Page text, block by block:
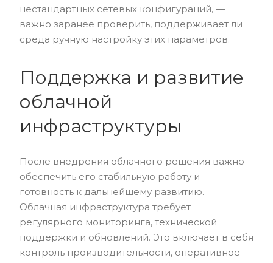
нестандартных сетевых конфигураций, —
важно заранее проверить, поддерживает ли
среда ручную настройку этих параметров.
Поддержка и развитие
облачной
инфраструктуры
После внедрения облачного решения важно
обеспечить его стабильную работу и
готовность к дальнейшему развитию.
Облачная инфраструктура требует
регулярного мониторинга, технической
поддержки и обновлений. Это включает в себя
контроль производительности, оперативное